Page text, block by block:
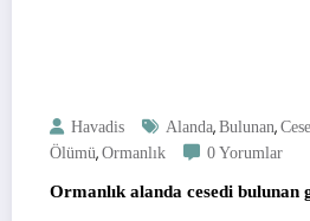
Havadis Alanda, Bulunan,
Ölümü, Ormanlık 0 Yorumlar
Ormanlık alanda cesedi bulunan